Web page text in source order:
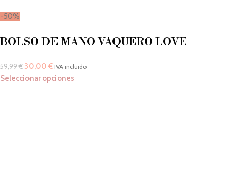
-50%
BOLSO DE MANO VAQUERO LOVE
59,99€ 30,00 € IVA incluido
Seleccionar opciones